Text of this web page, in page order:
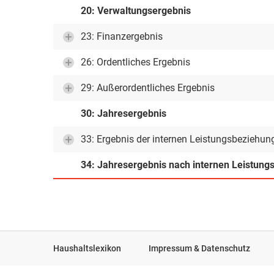
20: Verwaltungsergebnis
23: Finanzergebnis
26: Ordentliches Ergebnis
29: Außerordentliches Ergebnis
30: Jahresergebnis
33: Ergebnis der internen
34: Jahresergebnis nach internen
Haushaltslexikon Impressum & Datenschutz